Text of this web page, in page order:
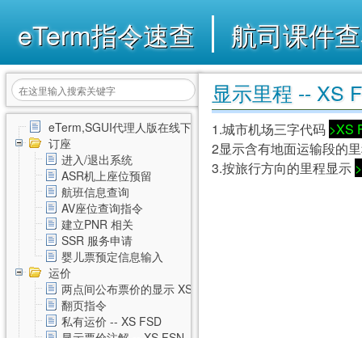
eTerm指令速查 航司课件
eTerm,SGUI代理人版在线下载
订座
进入/退出系统
ASR机上座位预留
航班信息查询
AV座位查询指令
建立PNR 相关
SSR 服务申请
婴儿票预定信息输入
运价
两点间公布票价的显示 XS FSD
翻页指令
私有运价 -- XS FSD
显示里程 -- XS
1.城市机场三字代码 >XS
2显示含有地面运输段的
3.按旅行方向的里程显示